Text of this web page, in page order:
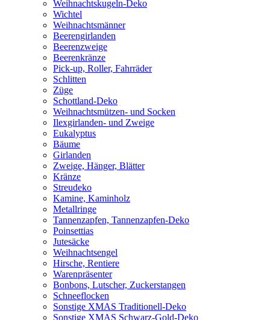
Weihnachtskugeln-Deko
Wichtel
Weihnachtsmänner
Beerengirlanden
Beerenzweige
Beerenkränze
Pick-up, Roller, Fahrräder
Schlitten
Züge
Schottland-Deko
Weihnachtsmützen- und Socken
Ilexgirlanden- und Zweige
Eukalyptus
Bäume
Girlanden
Zweige, Hänger, Blätter
Kränze
Streudeko
Kamine, Kaminholz
Metallringe
Tannenzapfen, Tannenzapfen-Deko
Poinsettias
Jutesäcke
Weihnachtsengel
Hirsche, Rentiere
Warenpräsenter
Bonbons, Lutscher, Zuckerstangen
Schneeflocken
Sonstige XMAS Traditionell-Deko
Sonstige XMAS Schwarz-Gold-Deko